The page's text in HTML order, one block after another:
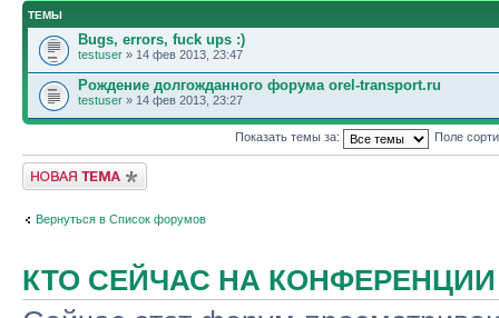
ТЕМЫ
Bugs, errors, fuck ups :)
testuser » 14 фев 2013, 23:47
Рождение долгожданного форума orel-transport.ru
testuser » 14 фев 2013, 23:27
Показать темы за: Поле
Новая тема
Вернуться в Список форумов
КТО СЕЙЧАС НА КОНФЕРЕНЦИИ